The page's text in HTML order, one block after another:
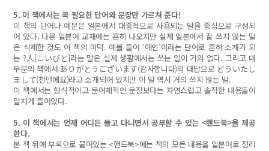
5. 이 책에서는 꼭 필요한 단어와 문장만 가르쳐 준다!
이 책의 단어나 예문은 일본에서 대중적으로 사용되는 말을 중심으로 구성되
어 있다. 다른 일본어 교재에는 흔히 나오지만 실제 일본에서 잘 쓰지 않는 말
은 삭제한 것도 이 책의 미덕. 예를 들어 ‘애인’이라는 단어로 흔히 소개가 되
는 ?人[こいびと]라는 말은 실제 생활에서는 쓰는 일이 거의 없다. 그리고 대
부분의 책에서 ありがとうございます(감사합니다)의 대답으로 どういたし
まして(천만에요)라고 소개되어 있지만 이 말 역시 거의 쓰지 않는 말.
이 책에서는 형식적이고 문어체적인 문장보다는 자연스럽고 솔직한 내용들이
알차게 들어있다.
5. 이 책에서는 언제 어디든 들고 다니면서 공부할 수 있는 <핸드북>을 제공
한다.
본 책 뒤에 부록으로 붙어있는 <핸드북>에는 책의 모든 내용을 일본어로 정리